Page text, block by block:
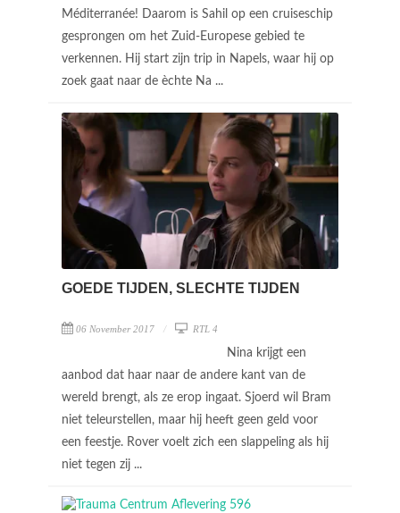
Méditerranée! Daarom is Sahil op een cruiseschip
gesprongen om het Zuid-Europese gebied te
verkennen. Hij start zijn trip in Napels, waar hij op
zoek gaat naar de èchte Na ...
GOEDE TIJDEN, SLECHTE TIJDEN
06 November 2017 RTL 4
Nina krijgt een
aanbod dat haar naar de andere kant van de
wereld brengt, als ze erop ingaat. Sjoerd wil Bram
niet teleurstellen, maar hij heeft geen geld voor
een feestje. Rover voelt zich een slappeling als hij
niet tegen zij ...